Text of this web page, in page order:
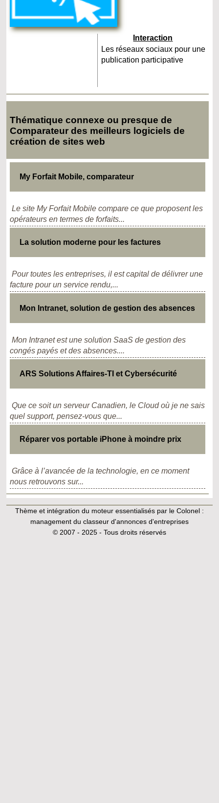
Interaction
Les réseaux sociaux pour une
publication participative
Thématique connexe ou presque de
Comparateur des meilleurs logiciels de
création de sites web
My Forfait Mobile, comparateur
Le site My Forfait Mobile compare ce que proposent les
opérateurs en termes de forfaits...
La solution moderne pour les factures
Pour toutes les entreprises, il est capital de délivrer une
facture pour un service rendu,...
Mon Intranet, solution de gestion des absences
Mon Intranet est une solution SaaS de gestion des
congés payés et des absences....
ARS Solutions Affaires-TI et Cybersécurité
Que ce soit un serveur Canadien, le Cloud où je ne sais
quel support, pensez-vous que...
Réparer vos portable iPhone à moindre prix
Grâce à l’avancée de la technologie, en ce moment
nous retrouvons sur...
Thème et intégration du moteur essentialisés par le Colonel :
management du classeur d'annonces d'entreprises
© 2007 - 2025 - Tous droits réservés